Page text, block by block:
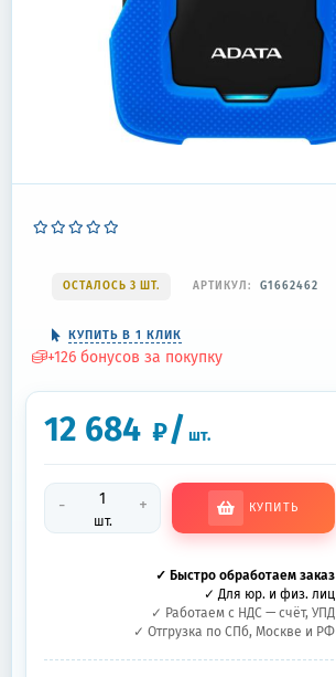
ОСТАЛОСЬ 3 ШТ. АРТИКУЛ: G1662462
КУПИТЬ В 1 КЛИК
+126 бонусов за покупку
12 684 ₽/ шт.
-
шт.
+ КУПИТЬ
✓ Быстро обработаем заказ
✓ Для юр. и физ. лиц
✓ Работаем с НДС — счёт, УПД
✓ Отгрузка по СПб, Москве и РФ